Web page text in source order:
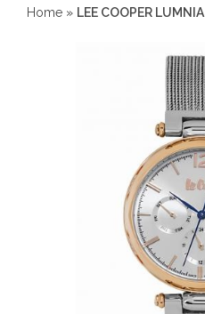
Home » LEE COOPER LUMNIA